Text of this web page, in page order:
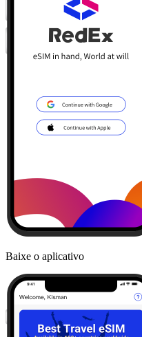
Baixe o aplicativo